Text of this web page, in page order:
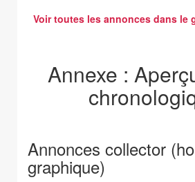
Voir toutes les annonces dans le
Annexe :
Annonces collector
graphique)